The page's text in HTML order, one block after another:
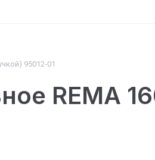
95012-01
REMA